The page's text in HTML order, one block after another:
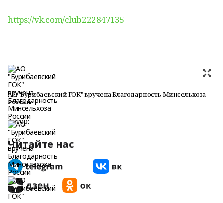
https://vk.com/club222847135
АО "Бурибаевский ГОК" вручена Благодарность Минсельхоза
России
Автор:
Читайте нас